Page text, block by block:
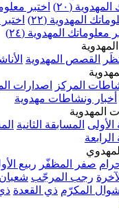
اختبر معلوماتك المهدوية (٢١)
اختبر معلوماتك
(٢٤)
الأناشيد المهدوية
اصدارات المركز
مهدوية
الثانية المسابقة الثالثة
ربيع الأول جمادى
شعبان المعظّم
ذي القعدة ذي الحجة